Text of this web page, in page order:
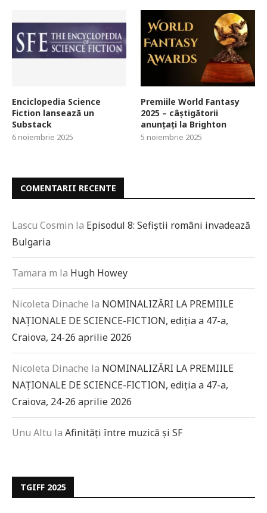
Enciclopedia Science
Fiction lansează un
Substack
6 noiembrie 2025
Premiile World Fantasy
2025 – câștigătorii
anunțați la Brighton
5 noiembrie 2025
COMENTARII RECENTE
Lascu Cosmin la Episodul 8: Sefiștii români invadează
Bulgaria
Tamara m la Hugh Howey
Nicoleta Dinache la NOMINALIZĂRI LA PREMIILE
NAȚIONALE DE SCIENCE-FICTION, ediția a 47-a,
Craiova, 24-26 aprilie 2026
Nicoleta Dinache la NOMINALIZĂRI LA PREMIILE
NAȚIONALE DE SCIENCE-FICTION, ediția a 47-a,
Craiova, 24-26 aprilie 2026
Unu Altu la Afinități între muzică și SF
TGIFF 2025